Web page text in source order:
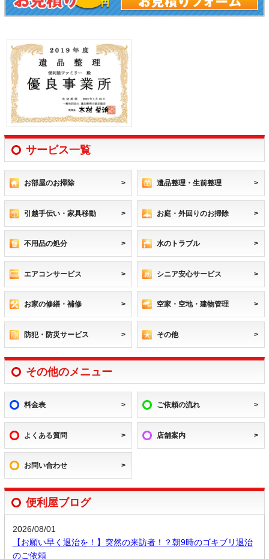
サービス一覧
お部屋のお掃除 遺品整理・生前整理
引越手伝い・家具移動 お庭・外回りのお掃除
不用品の処分 水のトラブル
エアコンサービス シニア安心サービス
お家の修繕・補修 空家・空地・建物管理
防犯・防災サービス その他
その他のメニュー
料金表 ご依頼の流れ
よくある質問 店舗案内
お問い合わせ
便利屋ブログ
2026/08/01
【お願い早く退治を！】突然の来訪者！？朝9時のゴキブリ退治
のご依頼